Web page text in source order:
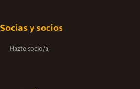
Socias y socios
Hazte socio/a